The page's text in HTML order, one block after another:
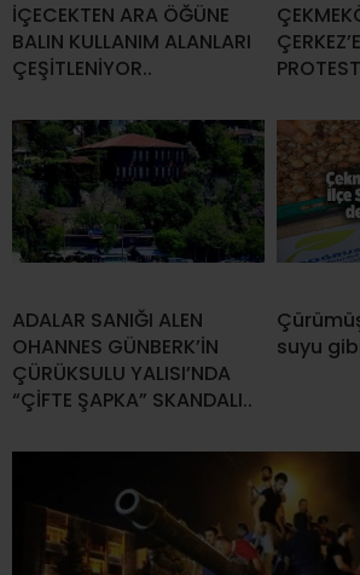
İÇECEKTEN ARA ÖĞÜNE
BALIN KULLANIM ALANLARI
ÇEŞİTLENİYOR..
ADALAR SANIĞI ALEN
OHANNES GÜNBERK’İN
ÇÜRÜKSULU YALISI’NDA
“ÇİFTE ŞAPKA” SKANDALI..
suyu